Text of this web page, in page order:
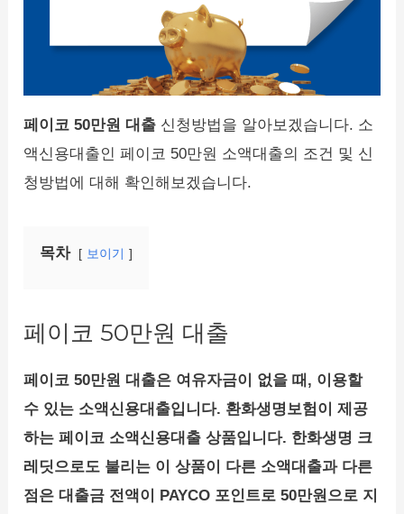
페이코 50만원 대출 신청방법을 알아보겠습니다. 소
액신용대출인 페이코 50만원 소액대출의 조건 및 신
청방법에 대해 확인해보겠습니다.
목차 보이기
페이코 50만원 대출
페이코 50만원 대출은 여유자금이 없을 때, 이용할
수 있는 소액신용대출입니다. 환화생명보험이 제공
하는 페이코 소액신용대출 상품입니다. 한화생명 크
레딧으로도 불리는 이 상품이 다른 소액대출과 다른
점은 대출금 전액이 PAYCO 포인트로 50만원으로 지